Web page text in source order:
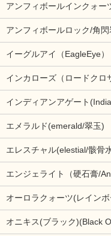
アンフィボールインクォー
アンフィボールロック/角閃
イーグルアイ（EagleEye）
インカローズ（ロードクロ
インディアンアゲート
エメラルド(emerald/翠玉)
エレスチャル(elestial/骸骨
エンジェライト（硬石膏/
オーロラクォーツ(レイン
オニキス(ブラック)(Black